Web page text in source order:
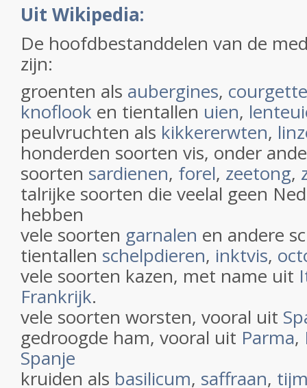
Uit Wikipedia:
De hoofdbestanddelen van de
zijn:
groenten als aubergines,
knoflook en tientallen uien,
peulvruchten als kikkererwten,
honderden soorten vis, onder
soorten sardienen, forel, zeetong,
talrijke soorten die veelal geen
hebben
vele soorten garnalen en andere
tientallen schelpdieren, inktvis,
vele soorten kazen, met name uit
Frankrijk.
vele soorten worsten, vooral uit
gedroogde ham, vooral uit Parma,
Spanje
kruiden als basilicum, saffraan,